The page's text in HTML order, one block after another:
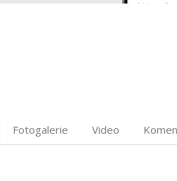
Fotogalerie Video